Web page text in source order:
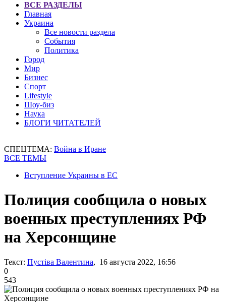
ВСЕ РАЗДЕЛЫ
Главная
Украина
Все новости раздела
События
Политика
Город
Мир
Бизнес
Спорт
Lifestyle
Шоу-биз
Наука
БЛОГИ ЧИТАТЕЛЕЙ
СПЕЦТЕМА: Война в Иране
ВСЕ ТЕМЫ
Вступление Украины в ЕС
Полиция сообщила о новых
военных преступлениях РФ
на Херсонщине
Текст: Пустіва Валентина, 16 августа 2022, 16:56
0
543